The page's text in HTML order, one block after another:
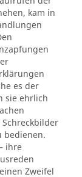
kam in
es der
sie ehrlich
bedienen.
ihre
Zweifel